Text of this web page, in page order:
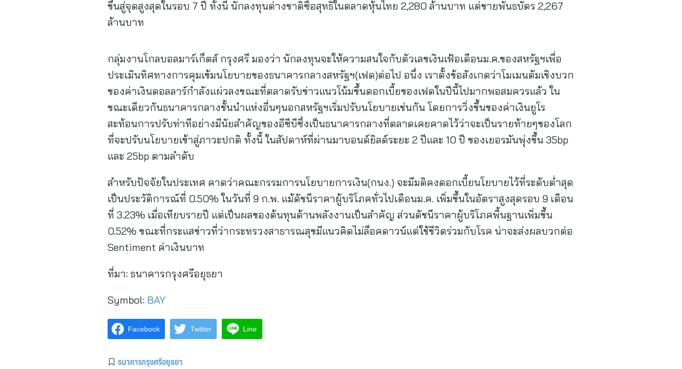
ขึ้นสู่จุดสูงสุดในรอบ 7 ปี ทั้งนี้ นักลงทุนต่างชาติซื้อสุทธิในตลาดหุ้นไทย 2,280 ล้านบาท แต่ขายพันธบัตร 2,267
ล้านบาท
กลุ่มงานโกลบอลมาร์เก็ตส์ กรุงศรี มองว่า นักลงทุนจะให้ความสนใจกับตัวเลขเงินเฟ้อเดือนม.ค.ของสหรัฐฯเพื่อ
ประเมินทิศทางการคุมเข้มนโยบายของธนาคารกลางสหรัฐฯ(เฟด)ต่อไป อนึ่ง เราตั้งข้อสังเกตว่าโมเมนตัมเชิงบวก
ของค่าเงินดอลลาร์กำลังแผ่วลงขณะที่ตลาดรับข่าวแนวโน้มขึ้นดอกเบี้ยของเฟดในปีนี้ไปมากพอสมควรแล้ว ใน
ขณะเดียวกันธนาคารกลางชั้นนำแห่งอื่นๆนอกสหรัฐฯเริ่มปรับนโยบายเช่นกัน โดยการวิ่งขึ้นของค่าเงินยูโร
สะท้อนการปรับท่าทีอย่างมีนัยสำคัญของอีซีบีซึ่งเป็นธนาคารกลางที่ตลาดเคยคาดไว้ว่าจะเป็นรายท้ายๆของโลก
ที่จะปรับนโยบายเข้าสู่ภาวะปกติ ทั้งนี้ ในสัปดาห์ที่ผ่านมาบอนด์ยิลด์ระยะ 2 ปีและ 10 ปี ของเยอรมันพุ่งขึ้น 35bp
และ 25bp ตามลำดับ
สำหรับปัจจัยในประเทศ คาดว่าคณะกรรมการนโยบายการเงิน(กนง.) จะมีมติคงดอกเบี้ยนโยบายไว้ที่ระดับต่ำสุด
เป็นประวัติการณ์ที่ 0.50% ในวันที่ 9 ก.พ. แม้ดัชนีราคาผู้บริโภคทั่วไปเดือนม.ค. เพิ่มขึ้นในอัตราสูงสุดรอบ 9 เดือน
ที่ 3.23% เมื่อเทียบรายปี แต่เป็นผลของต้นทุนด้านพลังงานเป็นสำคัญ ส่วนดัชนีราคาผู้บริโภคพื้นฐานเพิ่มขึ้น
0.52% ขณะที่กระแสข่าวที่ว่ากระทรวงสาธารณสุขมีแนวคิดไม่ล็อคดาวน์แต่ใช้ชีวิตร่วมกับโรค น่าจะส่งผลบวกต่อ
Sentiment ค่าเงินบาท
ที่มา: ธนาคารกรุงศรีอยุธยา
Symbol: BAY
Facebook Twitter Line
ธนาคารกรุงศรีอยุธยา